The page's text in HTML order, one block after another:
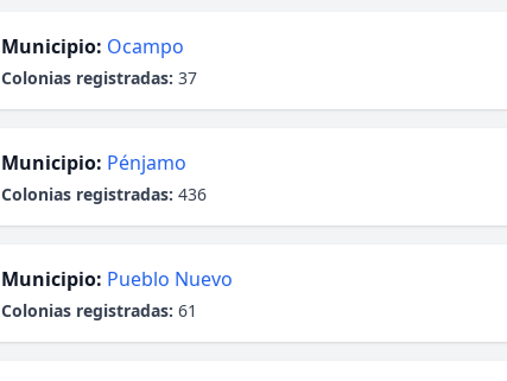
Municipio: Ocampo
Colonias registradas: 37
Municipio: Pénjamo
Colonias registradas: 436
Municipio: Pueblo Nuevo
Colonias registradas: 61